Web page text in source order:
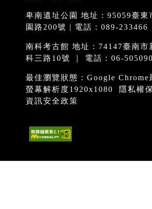
卑南遺址公園 地址：95059臺東
園路200號 | 電話：089-233466
南科考古館 地址：74147臺南市
科三路10號 ｜ 電話：06-
最佳瀏覽狀態：Google
螢幕解析度1920x1080
隱私權
資訊安全政策